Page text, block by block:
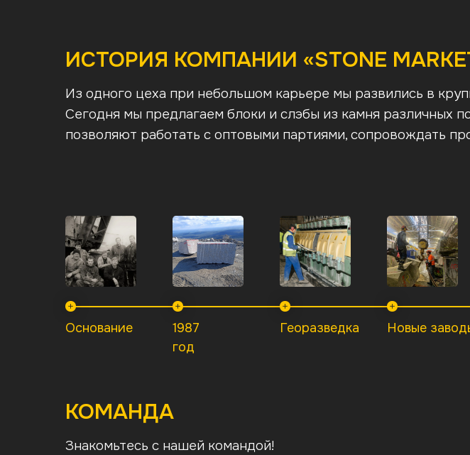
ИСТОРИЯ КОМПАНИИ «STONE
Основание
1987
год
Георазведка Новые
Из одного цеха при небольшом карьере мы развились в
Сегодня мы предлагаем блоки и слэбы из камня различных
позволяют работать с оптовыми партиями, сопровождать
КОМАНДА
Знакомьтесь с нашей командой!